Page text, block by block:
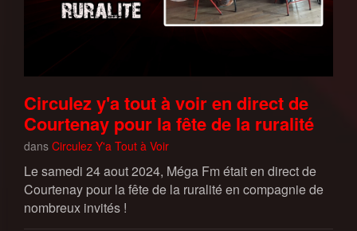
Circulez y'a tout à voir en direct de
Courtenay pour la fête de la ruralité
dans Circulez Y'a Tout à Voir
Le samedi 24 aout 2024, Méga Fm était en direct de
Courtenay pour la fête de la ruralité en compagnie de
nombreux invités !